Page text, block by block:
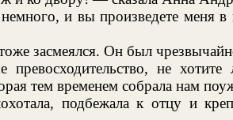
и вы произведете меня в
засмеялся. Он был
не
тем временем собрала нам
подбежала к отцу и